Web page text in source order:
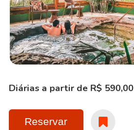
Diárias a partir de R$ 590,00
Reservar